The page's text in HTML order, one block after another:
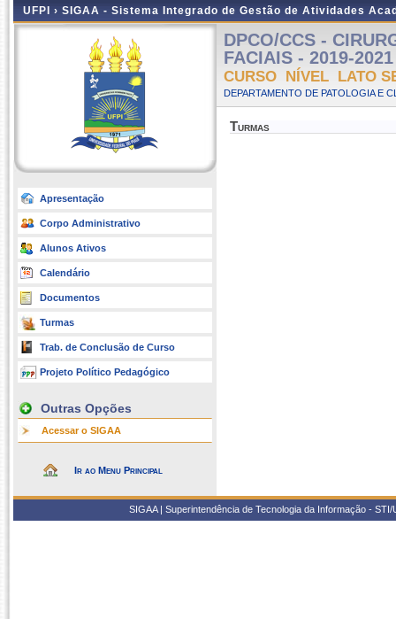
UFPI › SIGAA - Sistema Integrado de Gestão de Atividades
Apresentação
Corpo Administrativo
Alunos Ativos
Calendário
Documentos
Turmas
Trab. de Conclusão de Curso
Projeto Político Pedagógico
Outras Opções
Acessar o SIGAA
Ir ao Menu Principal
DPCO/CCS -
FACIAIS - 2019-
CURSO NÍVEL LATO
DEPARTAMENTO DE PATOLOGIA E
Turmas
SIGAA | Superintendência de Tecnologia da Informação -